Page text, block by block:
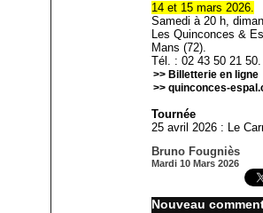
14 et 15 mars 2026.
Samedi à 20 h,
Les Quinconces &
Mans (72).
Tél. : 02 43 50 21 50.
>> Billetterie en ligne
>> quinconces-
Tournée
25 avril 2026 : Le
Bruno Fougniès
Mardi 10 Mars 2026
Nouveau